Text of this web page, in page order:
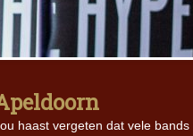
haast vergeten dat vele bands
Futurist en munt Reich and
Roll-stijl